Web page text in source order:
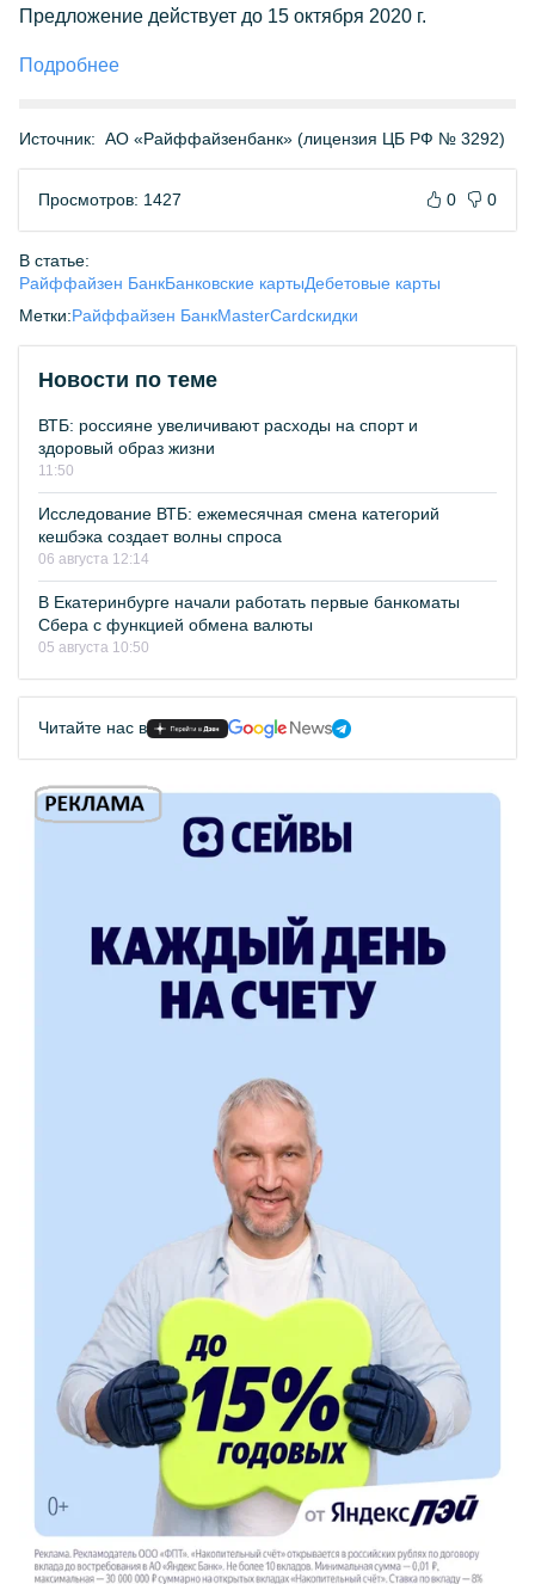
Предложение действует до 15 октября 2020 г.
Подробнее
Источник: АО «Райффайзенбанк» (лицензия ЦБ РФ № 3292)
Просмотров: 1427 0 0
В статье:
Райффайзен БанкБанковские картыДебетовые карты
Метки:Райффайзен БанкMasterCardскидки
Новости по теме
ВТБ: россияне увеличивают расходы на спорт и
здоровый образ жизни
11:50
Исследование ВТБ: ежемесячная смена категорий
кешбэка создает волны спроса
06 августа 12:14
В Екатеринбурге начали работать первые банкоматы
Сбера с функцией обмена валюты
05 августа 10:50
Читайте нас в